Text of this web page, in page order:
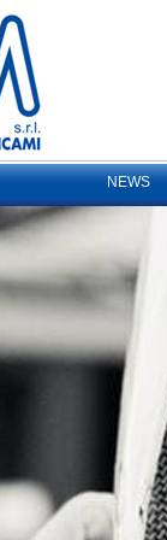
NEWS